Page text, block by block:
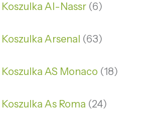
Koszulka Al-Nassr 6
Koszulka Arsenal 63
Koszulka AS Monaco 18
Koszulka As Roma 24